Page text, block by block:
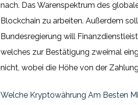
nach. Das Warenspektrum des
Blockchain zu arbeiten. Außerdem
Bundesregierung will
welches zur Bestätigung zweimal
nicht, wobei die Höhe von der
Welche Kryptowährung Am Besten